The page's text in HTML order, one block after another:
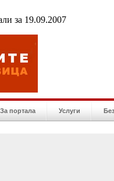
за 19.09.2007
За портала Услуги